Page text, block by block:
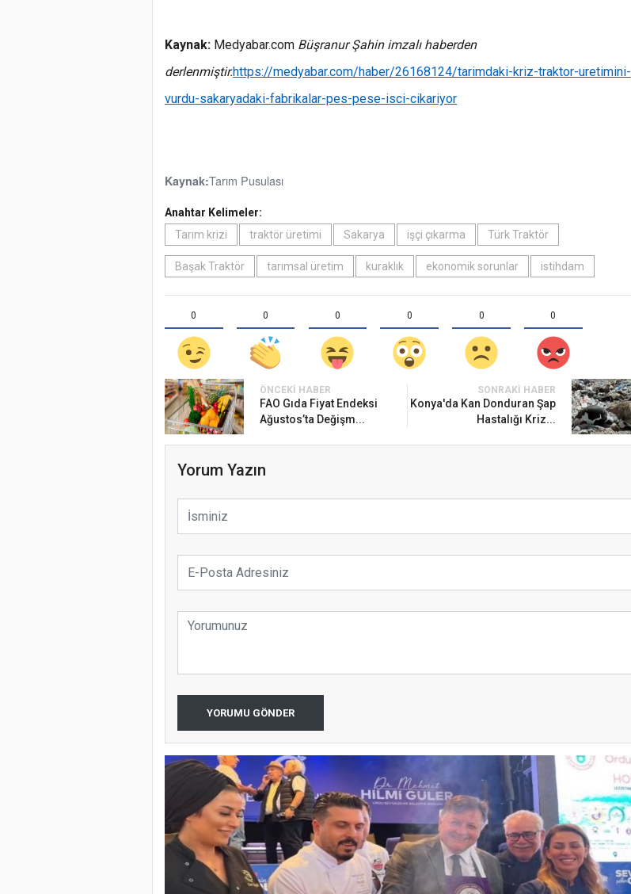
Kaynak: Medyabar.com Büşranur Şahin imzalı haberden
derlenmiştir.https://medyabar.com/haber/26168124/tarimdaki-kriz-traktor-uretimini-
vurdu-sakaryadaki-fabrikalar-pes-pese-isci-cikariyor
Kaynak:Tarım Pusulası
Anahtar Kelimeler:
Tarım krizi
traktör üretimi Sakarya işçi çıkarma Türk Traktör
Başak Traktör tarımsal üretim kuraklık ekonomik sorunlar istihdam
0 0 0 0 0 0
ÖNCEKI HABER
FAO Gıda Fiyat Endeksi
Ağustos’ta Değişm...
SONRAKI HABER
Konya'da Kan Donduran Şap
Hastalığı Kriz...
Yorum Yazın
YORUMU GÖNDER